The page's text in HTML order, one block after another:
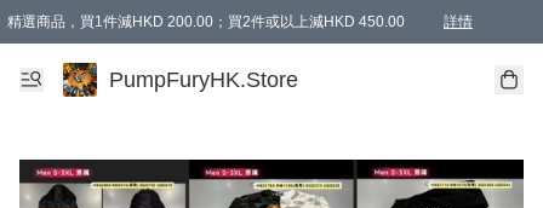
精選商品，買1件減HKD 200.00；買2件或以上減HKD 450.00 詳情
AAPE商品,會員專享9折或以上（按會員等級）AAPE products, members can
精選商品，任選買2件或以上減HKD 100.00
購物滿 HKD 800.00即享免運費優惠！（適用於 特定的送貨方式 )
PumpFuryHK.Store